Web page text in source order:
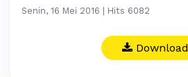
Senin, 16 Mei 2016 | Hits 6082
Download